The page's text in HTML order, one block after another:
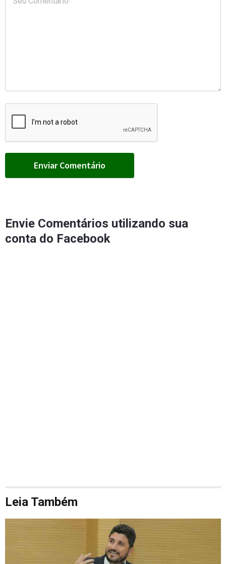
Envie Comentários utilizando sua
conta do Facebook
Leia Também